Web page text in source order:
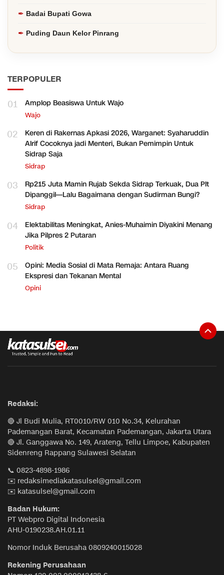
Badai Bupati Gowa
Puding Daun Kelor Pinrang
TERPOPULER
01 Amplop Beasiswa Untuk Wajo
Wajo
02
Keren di Rakernas Apkasi 2026, Warganet: Syaharuddin
Alrif Cocoknya jadi Menteri, Bukan Pemimpin Untuk
Sidrap Saja
Sidrap
03
Rp215 Juta Mamin Rujab Sekda Sidrap Terkuak, Dua Plt
Dipanggil—Lalu Bagaimana dengan Sudirman Bungi?
Sidrap
04
Elektabilitas Meningkat, Anies-Muhaimin Diyakini Menang
Jika Pilpres 2 Putaran
Politik
05
Opini: Media Sosial di Mata Remaja: Antara Ruang
Ekspresi dan Tekanan Mental
Opini
Redaksi:
🔴 Jl Budi Mulia, RT0010/RW 010 No.34, Kelurahan
Pademangan Barat, Kecamatan Pademangan, Jakarta Utara
🔴 Jl. Ganggawa No. 149, Arateng, Tellu Limpoe, Kabupaten
Sidenreng Rappang Sulawesi Selatan
📞 0823-4898-1986
✉️ redaksimediakatasulsel@gmail.com
✉️ katasulsel@gmail.com
Badan Hukum:
PT Webpro Digital Indonesia
AHU-0190238.AH.01.11
Nomor Induk Berusaha 0809240015028
Rekening Perusahaan